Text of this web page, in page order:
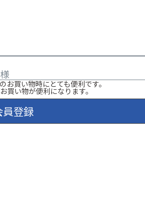
買い物時にとても便利です。
買い物が便利になります。
員登録